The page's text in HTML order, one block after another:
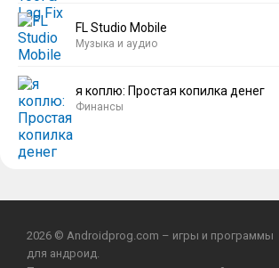
FL Studio Mobile
Музыка и аудио
я коплю: Простая копилка денег
Финансы
2026 © Androidprog.com – игры и программы
для андроид.